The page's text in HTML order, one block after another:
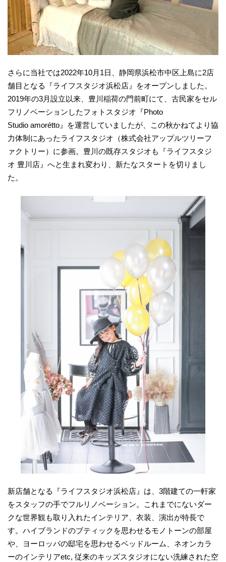
さらに当社では2022年10月1日、静岡県浜松市中区上島に2店
舗目となる『ライフスタジオ浜松店』をオープンしました。
2019年の3月設立以来、豊川稲荷の門前町にて、古民家をセル
フリノベーションしたフォトスタジオ『Photo
Studio amorétto』を運営していましたが、この秋かねてより協
力体制にあったライフスタジオ（株式会社アップルツリーフ
ァクトリー）に参画。豊川の既存スタジオも『ライフスタジ
オ 豊川店』へと生まれ変わり、新たなスタートを切りまし
た。
新店舗となる『ライフスタジオ浜松店』は、3階建ての一軒家
をスタッフの手でフルリノベーション。これまでにないダー
クな世界観も取り入れたインテリア、衣装、演出が特長で
す。ハイブランドのブティックを思わせるモノトーンの部屋
や、ヨーロッパの邸宅を思わせるベッドルーム、ネオンカラ
ーのインテリアetc, 従来のキッズスタジオにない洗練された空